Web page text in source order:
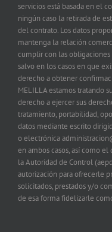
servicios está basada en el
ningún caso la retirada de
del contrato. Los datos
mantenga la relación
cumplir con las obligaciones
salvo en los casos en que
derecho a obtener
MELILLA estamos tratando
derecho a ejercer sus
tratamiento, portabilidad,
datos mediante escrito
o electrónica
en ambos casos, así como
la Autoridad de Control
autorización para ofrecerle
solicitados, prestados y/o
de esa forma fidelizarle